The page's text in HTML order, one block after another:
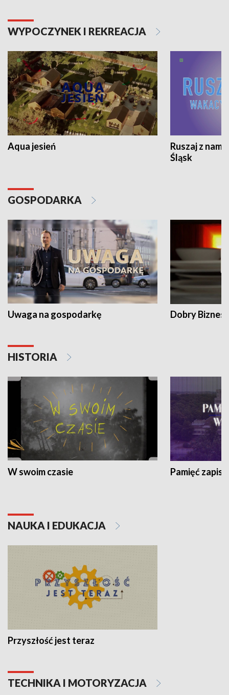
WYPOCZYNEK I REKREACJA
Aqua jesień
Ruszaj z
Śląsk
GOSPODARKA
Uwaga na gospodarkę Dobry Biznes
HISTORIA
W swoim czasie Pamięć
NAUKA I EDUKACJA
Przyszłość jest teraz
TECHNIKA I MOTORYZACJA